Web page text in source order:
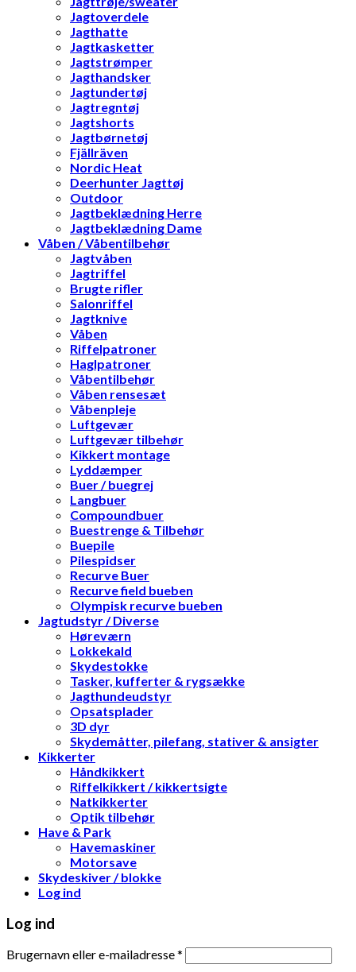
Jagtoverdele
Jagthatte
Jagtkasketter
Jagtstrømper
Jagthandsker
Jagtundertøj
Jagtregntøj
Jagtshorts
Jagtbørnetøj
Fjällräven
Nordic Heat
Deerhunter Jagttøj
Outdoor
Jagtbeklædning Herre
Jagtbeklædning Dame
Våben / Våbentilbehør
Jagtvåben
Jagtriffel
Brugte rifler
Salonriffel
Jagtknive
Våben
Riffelpatroner
Haglpatroner
Våbentilbehør
Våben rensesæt
Våbenpleje
Luftgevær
Luftgevær tilbehør
Kikkert montage
Lyddæmper
Buer / buegrej
Langbuer
Compoundbuer
Buestrenge & Tilbehør
Buepile
Pilespidser
Recurve Buer
Recurve field bueben
Olympisk recurve bueben
Jagtudstyr / Diverse
Høreværn
Lokkekald
Skydestokke
Tasker, kufferter & rygsække
Jagthundeudstyr
Opsatsplader
3D dyr
Skydemåtter, pilefang, stativer & ansigter
Kikkerter
Håndkikkert
Riffelkikkert / kikkertsigte
Natkikkerter
Optik tilbehør
Have & Park
Havemaskiner
Motorsave
Skydeskiver / blokke
Log ind
Log ind
Brugernavn eller e-mailadresse*